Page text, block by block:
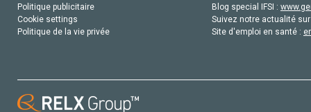
Politique publicitaire
Cookie settings
Politique de la vie privée
Blog special IFSI :
Suivez notre actualité
Site d'emploi en santé :